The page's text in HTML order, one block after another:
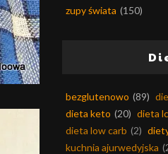
zupy świata (150)
bezglutenowo (89)
dieta keto (20) dieta
dieta low carb (2)
kuchnia ajurwedyjska